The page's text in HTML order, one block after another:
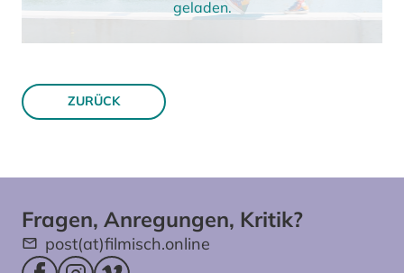
geladen.
ZURÜCK
Fragen, Anregungen, Kritik?
post(at)filmisch.online